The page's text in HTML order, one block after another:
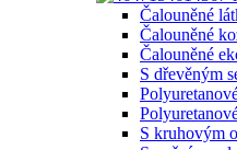
Čalouněné
Čalouněné
Čalouněné
S dřevěným
S kruhovým